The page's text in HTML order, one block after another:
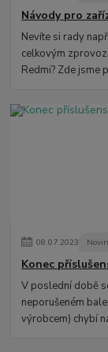
Návody pro
Nevíte si rady
celkovým
Redmi? Zde jsme
08.07.2023
Konec
V poslední době
neporušeném
výrobcem) chybí